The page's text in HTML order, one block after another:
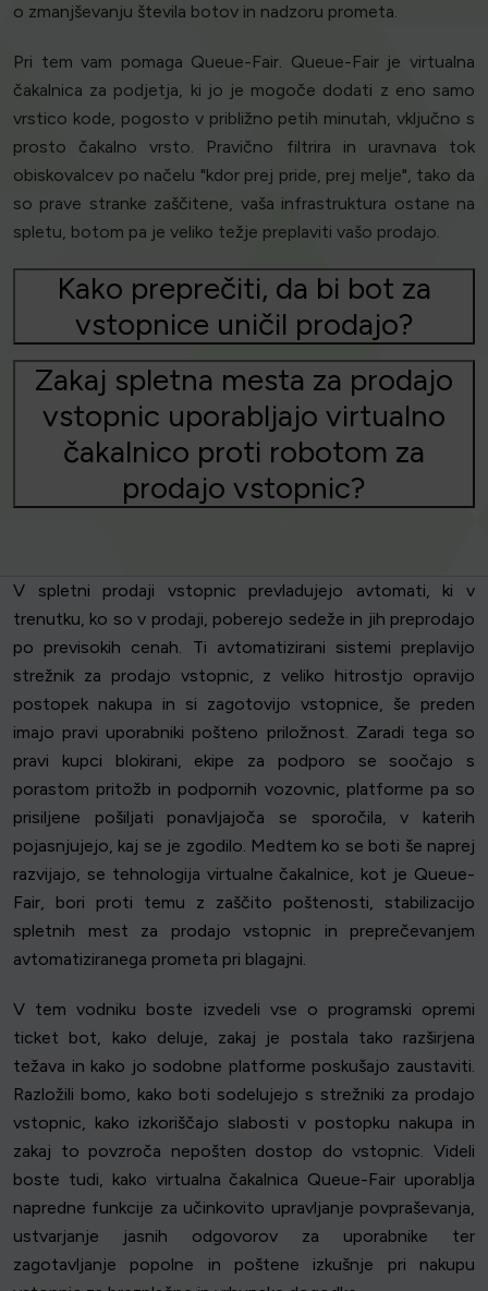
o zmanjševanju števila botov in nadzoru prometa.
Pri tem vam pomaga Queue-Fair. Queue-Fair je virtualna
čakalnica za podjetja, ki jo je mogoče dodati z eno samo
vrstico kode, pogosto v približno petih minutah, vključno s
prosto čakalno vrsto. Pravično filtrira in uravnava tok
obiskovalcev po načelu "kdor prej pride, prej melje", tako da
so prave stranke zaščitene, vaša infrastruktura ostane na
spletu, botom pa je veliko težje preplaviti vašo prodajo.
Kako preprečiti, da bi bot za
vstopnice uničil prodajo?
Zakaj spletna mesta za prodajo
vstopnic uporabljajo virtualno
čakalnico proti robotom za
prodajo vstopnic?
V spletni prodaji vstopnic prevladujejo avtomati, ki v
trenutku, ko so v prodaji, poberejo sedeže in jih preprodajo
po previsokih cenah. Ti avtomatizirani sistemi preplavijo
strežnik za prodajo vstopnic, z veliko hitrostjo opravijo
postopek nakupa in si zagotovijo vstopnice, še preden
imajo pravi uporabniki pošteno priložnost. Zaradi tega so
pravi kupci blokirani, ekipe za podporo se soočajo s
porastom pritožb in podpornih vozovnic, platforme pa so
prisiljene pošiljati ponavljajoča se sporočila, v katerih
pojasnjujejo, kaj se je zgodilo. Medtem ko se boti še naprej
razvijajo, se tehnologija virtualne čakalnice, kot je Queue-
Fair, bori proti temu z zaščito poštenosti, stabilizacijo
spletnih mest za prodajo vstopnic in preprečevanjem
avtomatiziranega prometa pri blagajni.
V tem vodniku boste izvedeli vse o programski opremi
ticket bot, kako deluje, zakaj je postala tako razširjena
težava in kako jo sodobne platforme poskušajo zaustaviti.
Razložili bomo, kako boti sodelujejo s strežniki za prodajo
vstopnic, kako izkoriščajo slabosti v postopku nakupa in
zakaj to povzroča nepošten dostop do vstopnic. Videli
boste tudi, kako virtualna čakalnica Queue-Fair uporablja
napredne funkcije za učinkovito upravljanje povpraševanja,
ustvarjanje jasnih odgovorov za uporabnike ter
zagotavljanje popolne in poštene izkušnje pri nakupu